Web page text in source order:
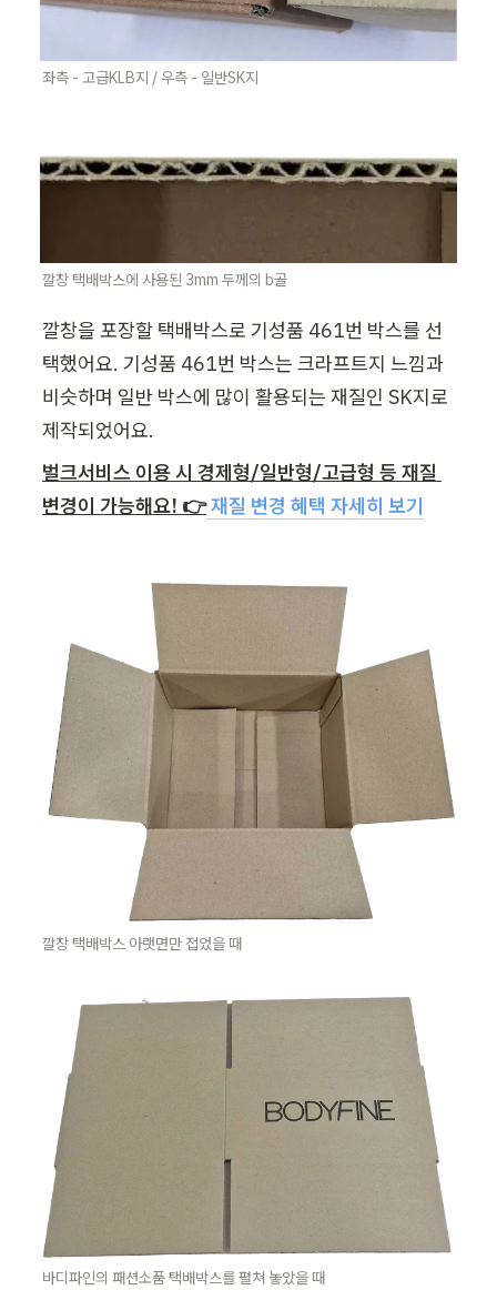
좌측 - 고급KLB지 / 우측 - 일반SK지
깔창 택배박스에 사용된 3mm 두께의 b골
깔창을 포장할 택배박스로 기성품 461번 박스를 선
택했어요. 기성품 461번 박스는 크라프트지 느낌과
비슷하며 일반 박스에 많이 활용되는 재질인 SK지로
제작되었어요.
벌크서비스 이용 시 경제형/일반형/고급형 등 재질
변경이 가능해요! 👉재질 변경 혜택 자세히 보기
깔창 택배박스 아랫면만 접었을 때
바디파인의 패션소품 택배박스를 펼쳐 놓았을 때